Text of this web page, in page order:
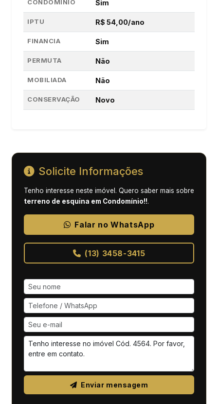
CONDOMÍNIO Sim
IPTU R$ 54,00/ano
FINANCIA Sim
PERMUTA Não
MOBILIADA Não
CONSERVAÇÃO Novo
Solicite Informações
Tenho interesse neste imóvel. Quero saber mais sobre
terreno de esquina em Condomínio!!.
Falar no WhatsApp
(13) 3458-3415
Enviar mensagem